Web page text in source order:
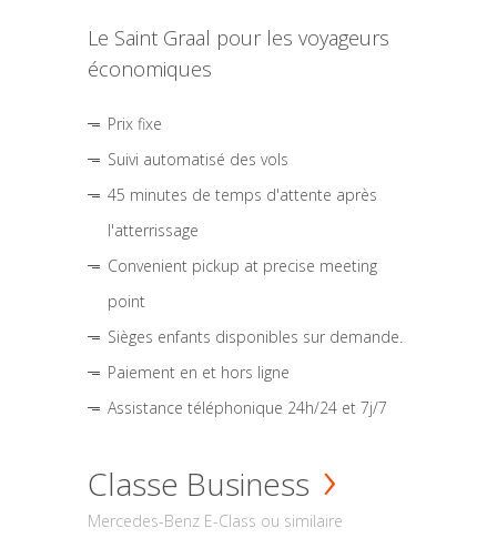
Le Saint Graal pour les voyageurs
économiques
Prix fixe
Suivi automatisé des vols
45 minutes de temps d'attente après
l'atterrissage
Convenient pickup at precise meeting
point
Sièges enfants disponibles sur demande.
Paiement en et hors ligne
Assistance téléphonique 24h/24 et 7j/7
Classe Business
Mercedes-Benz E-Class ou similaire